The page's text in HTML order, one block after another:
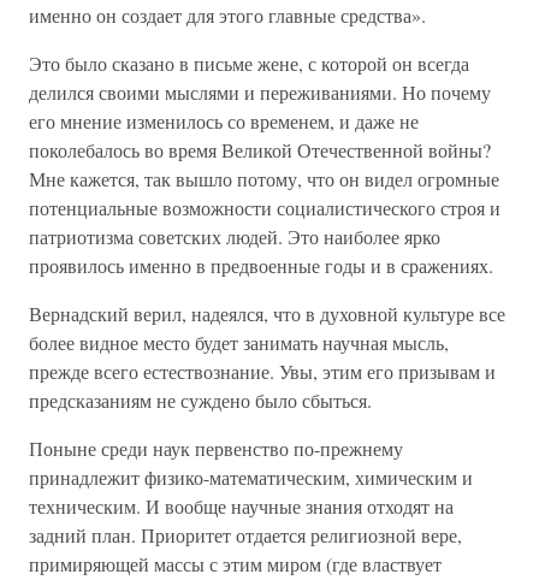
именно он создает для этого главные средства».
Это было сказано в письме жене, с которой он всегда
делился своими мыслями и переживаниями. Но почему
его мнение изменилось со временем, и даже не
поколебалось во время Великой Отечественной войны?
Мне кажется, так вышло потому, что он видел огромные
потенциальные возможности социалистического строя и
патриотизма советских людей. Это наиболее ярко
проявилось именно в предвоенные годы и в сражениях.
Вернадский верил, надеялся, что в духовной культуре все
более видное место будет занимать научная мысль,
прежде всего естествознание. Увы, этим его призывам и
предсказаниям не суждено было сбыться.
Поныне среди наук первенство по-прежнему
принадлежит физико-математическим, химическим и
техническим. И вообще научные знания отходят на
задний план. Приоритет отдается религиозной вере,
примиряющей массы с этим миром (где властвует